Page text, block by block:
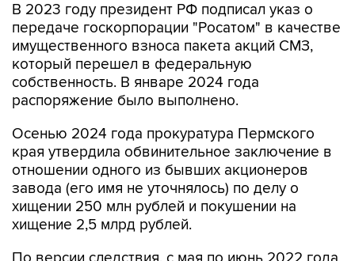
В 2023 году президент РФ подписал указ о
передаче госкорпорации "Росатом" в качестве
имущественного взноса пакета акций СМЗ,
который перешел в федеральную
собственность. В январе 2024 года
распоряжение было выполнено.
Осенью 2024 года прокуратура Пермского
края утвердила обвинительное заключение в
отношении одного из бывших акционеров
завода (его имя не уточнялось) по делу о
хищении 250 млн рублей и покушении на
хищение 2,5 млрд рублей.